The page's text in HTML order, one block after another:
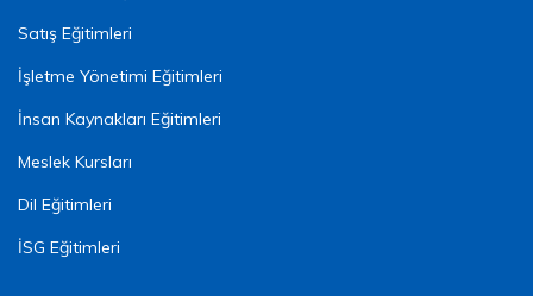
Satış Eğitimleri
İşletme Yönetimi Eğitimleri
İnsan Kaynakları Eğitimleri
Meslek Kursları
Dil Eğitimleri
İSG Eğitimleri